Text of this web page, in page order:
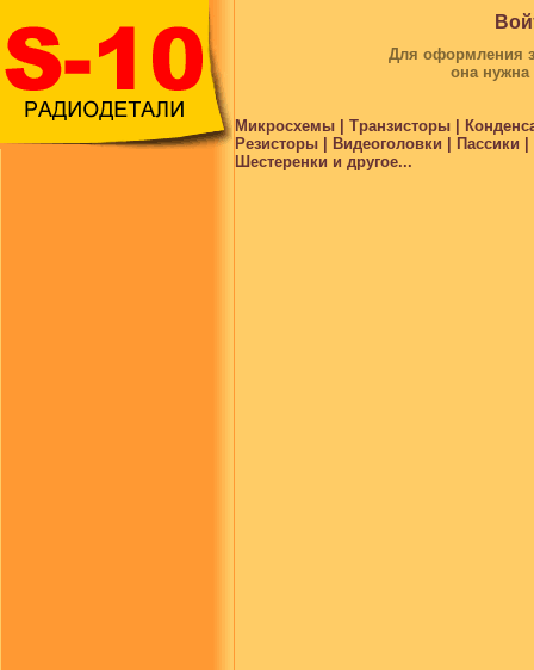
Для оформления
она
Микросхемы | Транзисторы |
Резисторы | Видеоголовки |
Шестеренки и другое...